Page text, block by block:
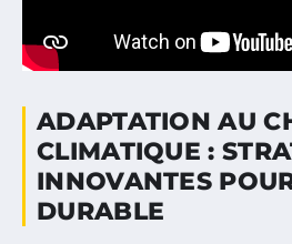
ADAPTATION AU
CLIMATIQUE :
INNOVANTES
DURABLE